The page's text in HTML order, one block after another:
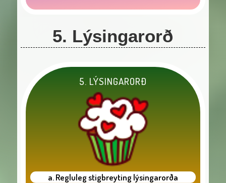
5. Lýsingarorð
5. LÝSINGARORÐ
a. Regluleg stigbreyting lýsingarorða